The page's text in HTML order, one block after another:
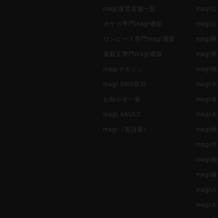
magi運営店舗一覧
ポケカ専門magi通販
ワンピース専門magi通販
遊戯王専門magi通販
magiマガジン
magi SNS取引
お知らせ一覧
magi VAULT
magi（英語版）
magi
magi
magi
magi
magi
magi
magi
magi
magi
magi
magi
magi
magi
magi